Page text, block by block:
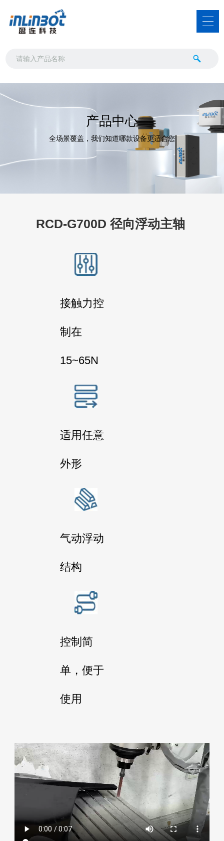
产品中心
全场景覆盖，我们知道哪款设备更适合您
RCD-G700D 径向浮动主轴
接触力控
制在
15~65N
适用任意
外形
气动浮动
结构
控制简
单，便于
使用